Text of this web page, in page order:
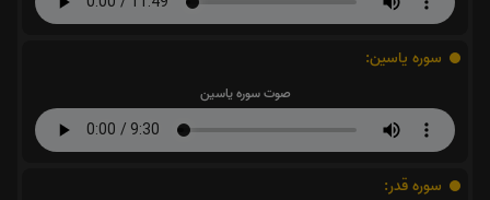
سوره یاسین:
صوت سوره یاسین
سوره قدر: